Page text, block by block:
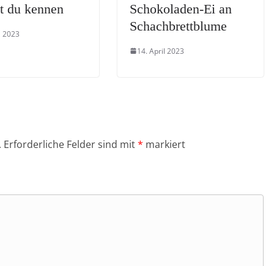
du kennen
2023
Schokoladen-Ei an
Schachbrettblume
14. April 2023
Erforderliche Felder sind mit* markiert